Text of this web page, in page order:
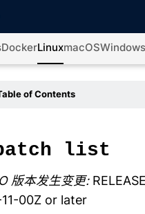
DockerLinuxmacOSWindows
of Contents
list
版本发生变更:
00Z or later